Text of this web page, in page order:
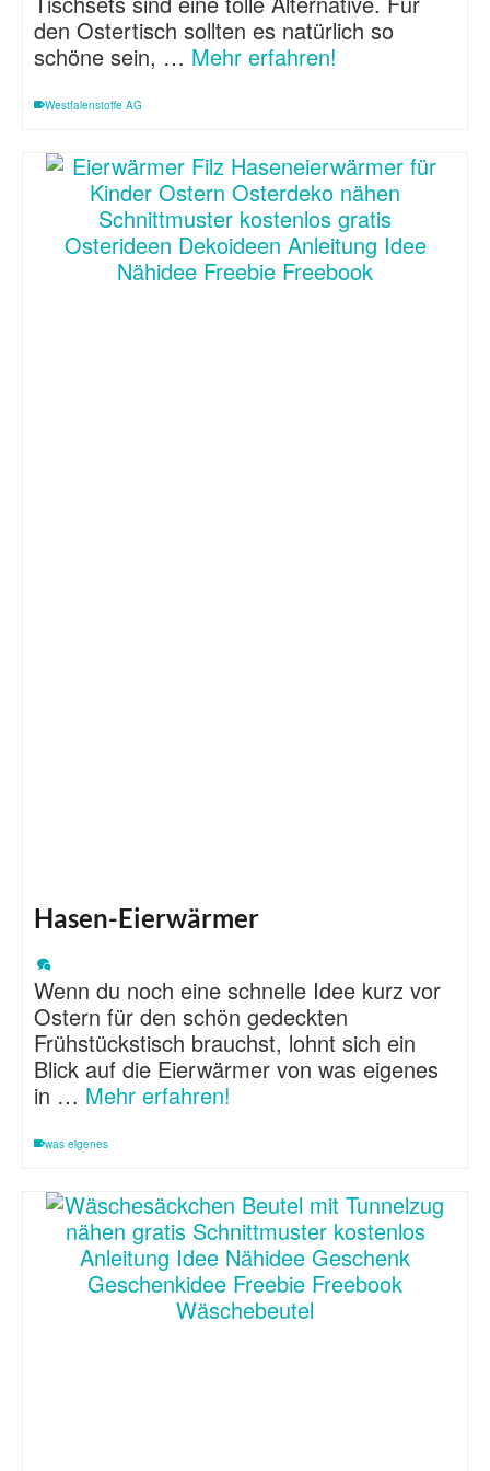
den Ostertisch sollten es natürlich so
schöne sein, … Mehr erfahren!
Westfalenstoffe AG
Hasen-Eierwärmer
Wenn du noch eine schnelle Idee kurz vor
Ostern für den schön gedeckten
Frühstückstisch brauchst, lohnt sich ein
Blick auf die Eierwärmer von was eigenes
in … Mehr erfahren!
was eigenes